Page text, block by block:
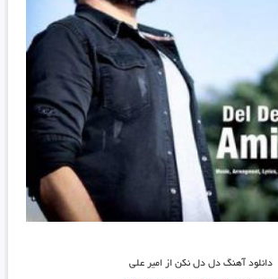
دانلود آهنگدل دل نکن از امیر علی